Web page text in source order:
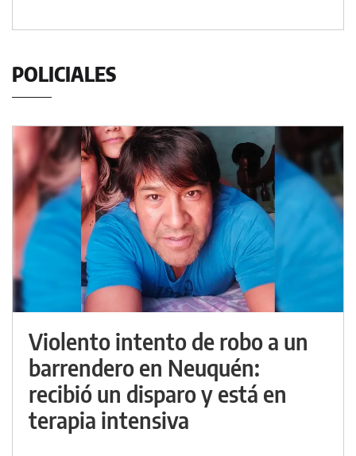
POLICIALES
Violento intento de robo a un
barrendero en Neuquén:
recibió un disparo y está en
terapia intensiva